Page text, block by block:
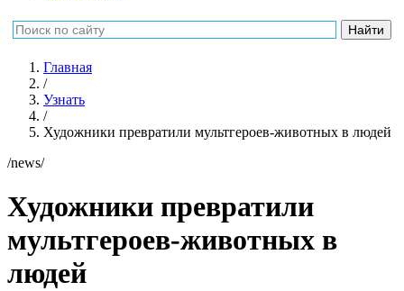
Главная
/
Узнать
/
Художники превратили мультгероев-животных в людей
/news/
Художники превратили
мультгероев-животных в
людей